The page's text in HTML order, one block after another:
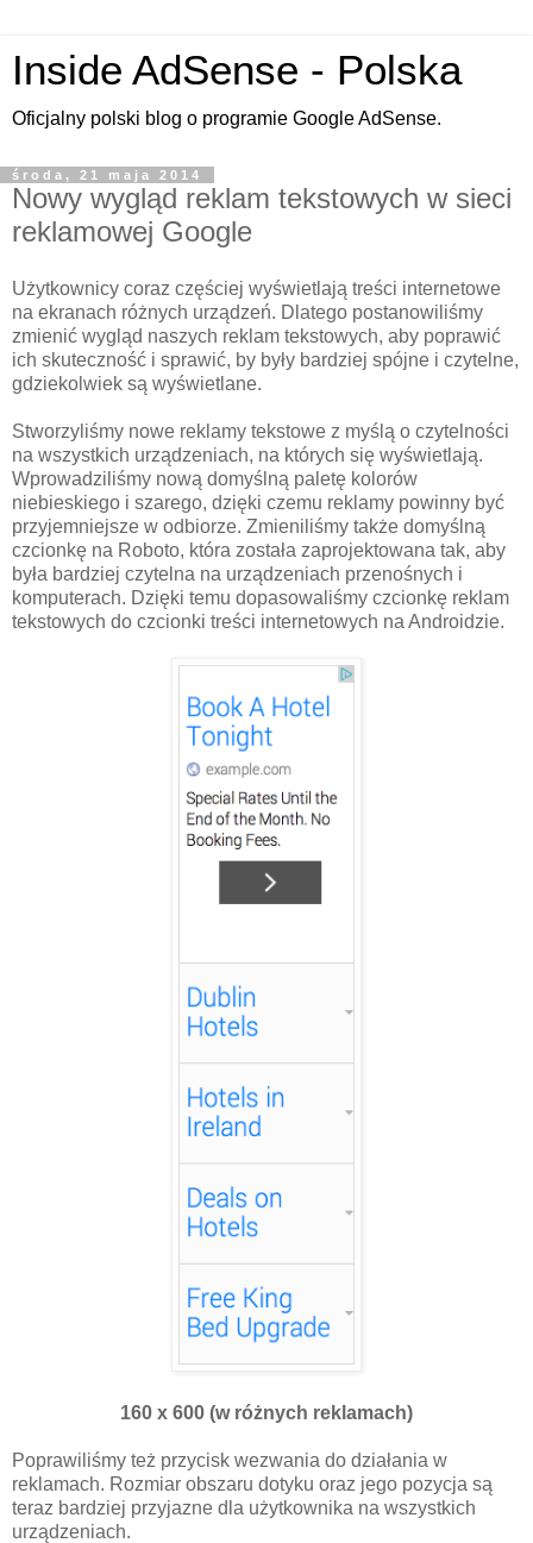
Inside AdSense - Polska
Oficjalny polski blog o programie Google AdSense.
środa, 21 maja 2014
Nowy wygląd reklam tekstowych w sieci
reklamowej Google
Użytkownicy coraz częściej wyświetlają treści internetowe
na ekranach różnych urządzeń. Dlatego postanowiliśmy
zmienić wygląd naszych reklam tekstowych, aby poprawić
ich skuteczność i sprawić, by były bardziej spójne i czytelne,
gdziekolwiek są wyświetlane.
Stworzyliśmy nowe reklamy tekstowe z myślą o czytelności
na wszystkich urządzeniach, na których się wyświetlają.
Wprowadziliśmy nową domyślną paletę kolorów
niebieskiego i szarego, dzięki czemu reklamy powinny być
przyjemniejsze w odbiorze. Zmieniliśmy także domyślną
czcionkę na Roboto, która została zaprojektowana tak, aby
była bardziej czytelna na urządzeniach przenośnych i
komputerach. Dzięki temu dopasowaliśmy czcionkę reklam
tekstowych do czcionki treści internetowych na Androidzie.
160 x 600 (w różnych reklamach)
Poprawiliśmy też przycisk wezwania do działania w
reklamach. Rozmiar obszaru dotyku oraz jego pozycja są
teraz bardziej przyjazne dla użytkownika na wszystkich
urządzeniach.